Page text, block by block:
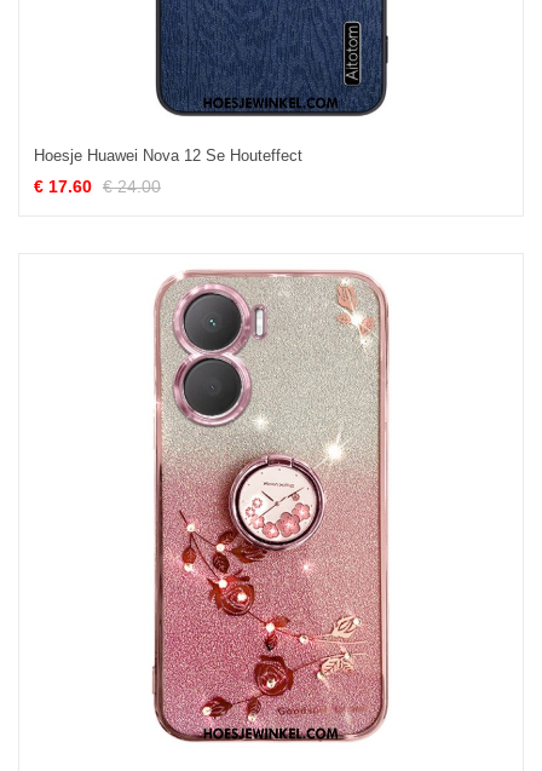
Hoesje Huawei Nova 12 Se Houteffect
€ 17.60 € 24.00